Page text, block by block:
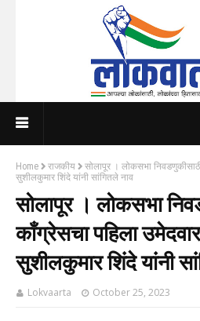
Home राजकीय
सोलापूर । लोकसभा
सुशीलकुमार शिंदे यांनी सांगितले नाव
सोलापूर । लोकसभा
काँग्रेसचा पहिला
सुशीलकुमार शिंदे यांनी
Lokvaarta October 25, 2023